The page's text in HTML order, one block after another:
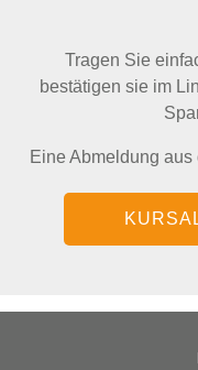
Tragen Sie
bestätigen sie im
Eine Abmeldung